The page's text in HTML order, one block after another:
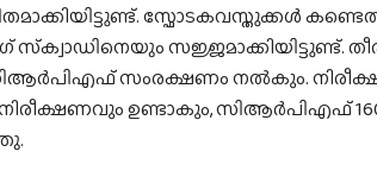
സ്ഫോടകവസ്തുക്കള്‍
സജ്ജമാക്കിയിട്ടുണ്ട്.
സംരക്ഷണം നല്‍കും.
ഉണ്ടാകും, സിആര്‍പിഎഫ്